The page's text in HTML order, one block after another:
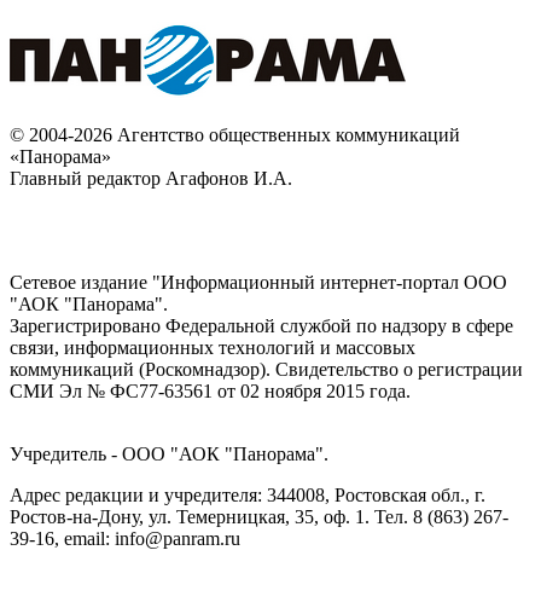
© 2004-2026 Агентство общественных коммуникаций
«Панорама»
Главный редактор Агафонов И.А.
Сетевое издание "Информационный интернет-портал ООО
"АОК "Панорама".
Зарегистрировано Федеральной службой по надзору в сфере
связи, информационных технологий и массовых
коммуникаций (Роскомнадзор). Cвидетельство о регистрации
СМИ Эл № ФС77-63561 от 02 ноября 2015 года.
Учредитель - ООО "АОК "Панорама".
Адрес редакции и учредителя: 344008, Ростовская обл., г.
Ростов-на-Дону, ул. Темерницкая, 35, оф. 1. Тел. 8 (863) 267-
39-16, email: info@panram.ru